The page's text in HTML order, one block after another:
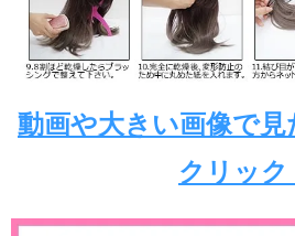
動画や大きい画像で
クリック